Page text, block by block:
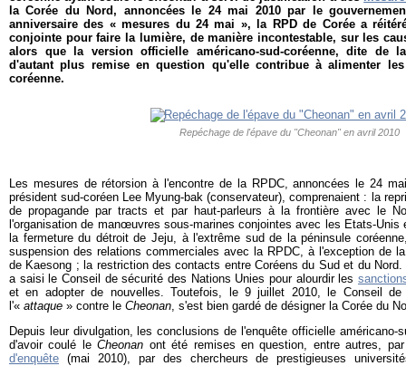
la Corée du Nord, annoncées le 24 mai 2010 par le
anniversaire des « mesures du 24 mai », la RPD de Corée a
conjointe pour faire la lumière, de manière incontestable, sur les
alors que la version officielle américano-sud-coréenne, dite de
d'autant plus remise en question qu'elle contribue à alimenter
coréenne.
Repéchage de l'épave du "Cheonan" en avril 2010
Les mesures de rétorsion à l'encontre de la RPDC, annoncées le 24
président sud-coréen Lee Myung-bak (conservateur), comprenaient : la
de propagande par tracts et par haut-parleurs à la frontière avec le
l'organisation de manœuvres sous-marines conjointes avec les Etats-Unis
la fermeture du détroit de Jeju, à l'extrême sud de la péninsule
suspension des relations commerciales avec la RPDC, à l'exception de
de Kaesong ; la restriction des contacts entre Coréens du Sud et du
a saisi le Conseil de sécurité des Nations Unies pour alourdir les
et en adopter de nouvelles. Toutefois, le 9 juillet 2010, le Conseil
l'« attaque » contre le Cheonan, s'est bien gardé de désigner la Corée du
Depuis leur divulgation, les conclusions de l'enquête officielle américano-
d'avoir coulé leCheonan ont été remises en question, entre autres,
d'enquête (mai 2010), par des chercheurs de prestigieuses